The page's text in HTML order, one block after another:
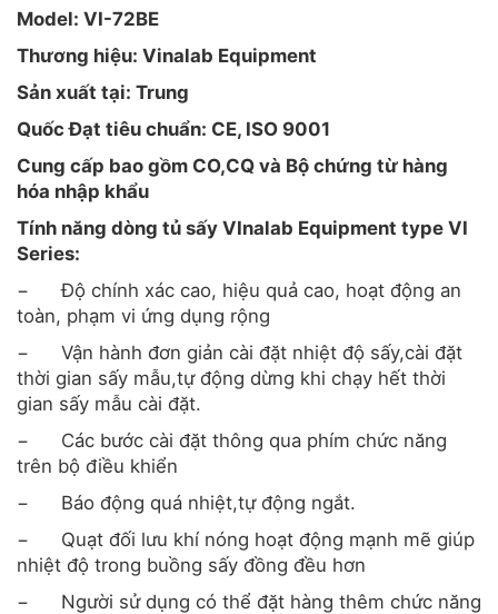
Model: VI-72BE
Thương hiệu: Vinalab Equipment
Sản xuất tại: Trung
Quốc Đạt tiêu chuẩn: CE, ISO 9001
Cung cấp bao gồm CO,CQ và Bộ chứng từ hàng
hóa nhập khẩu
Tính năng dòng tủ sấy VInalab Equipment type VI
Series:
−
Độ chính xác cao, hiệu quả cao, hoạt động an
toàn, phạm vi ứng dụng rộng
−
Vận hành đơn giản cài đặt nhiệt độ sấy,cài đặt
thời gian sấy mẫu,tự động dừng khi chạy hết thời
gian sấy mẫu cài đặt.
−
Các bước cài đặt thông qua phím chức năng
trên bộ điều khiển
−
Báo động quá nhiệt,tự động ngắt.
−
Quạt đối lưu khí nóng hoạt động mạnh mẽ giúp
nhiệt độ trong buồng sấy đồng đều hơn
−
Người sử dụng có thể đặt hàng thêm chức năng